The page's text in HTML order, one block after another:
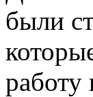
были